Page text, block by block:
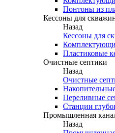
Понтоны из
Кессоны для
Назад
Кессоны для
Пластиковые
Очистные септики
Назад
Очистные
Переливные
Станции
Промышленная
Назад